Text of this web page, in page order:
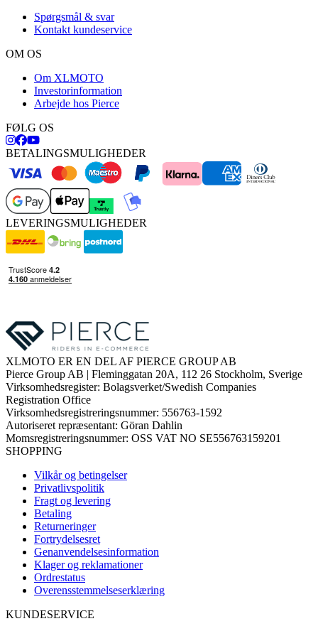
Spørgsmål & svar
Kontakt kundeservice
OM OS
Om XLMOTO
Investorinformation
Arbejde hos Pierce
FØLG OS
BETALINGSMULIGHEDER
LEVERINGSMULIGHEDER
XLMOTO ER EN DEL AF PIERCE GROUP AB
Pierce Group AB | Fleminggatan 20A, 112 26 Stockholm, Sverige
Virksomhedsregister: Bolagsverket/Swedish Companies
Registration Office
Virksomhedsregistreringsnummer: 556763-1592
Autoriseret repræsentant: Göran Dahlin
Momsregistreringsnummer: OSS VAT NO SE556763159201
SHOPPING
Vilkår og betingelser
Privatlivspolitik
Fragt og levering
Betaling
Returneringer
Fortrydelsesret
Genanvendelsesinformation
Klager og reklamationer
Ordrestatus
Overensstemmelseserklæring
KUNDESERVICE